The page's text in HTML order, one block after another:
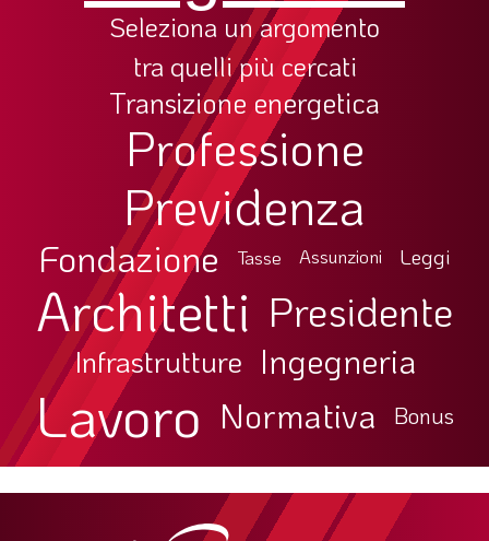
Seleziona un argomento
tra quelli più cercati
Transizione energetica
Professione
Previdenza
Fondazione Tasse Assunzioni Leggi
Architetti Presidente
Infrastrutture Ingegneria
Lavoro Normativa Bonus